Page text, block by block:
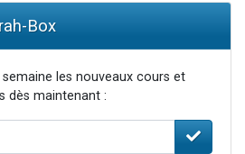
Box
les nouveaux cours et
dès maintenant :